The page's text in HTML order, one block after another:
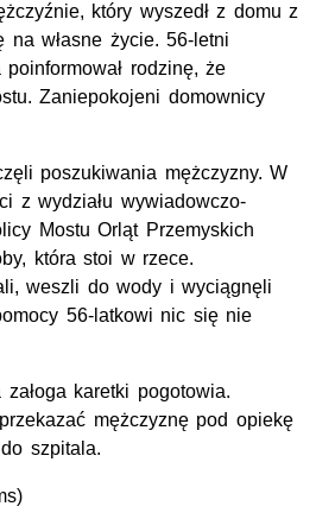
który wyszedł z domu z
na własne życie. 56-letni
rodzinę, że
Zaniepokojeni domownicy
poszukiwania mężczyzny. W
z wydziału wywiadowczo-
Mostu Orląt Przemyskich
która stoi w rzece.
weszli do wody i wyciągnęli
56-latkowi nic się nie
karetki pogotowia.
mężczyznę pod opiekę
szpitala.